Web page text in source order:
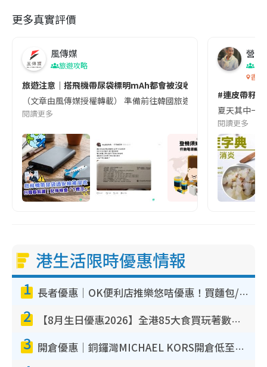
更多真實評價
風傳媒
旅遊攻略
旅遊注意｜搭飛機帶尿袋標明mAh都會被沒收😱出發前切記檢查
（文章由風傳媒授權轉載） 準備前往韓國旅遊的民眾，近期要
閱讀更多
營養
香港
#連皮帶籽
夏天其中一
閱讀更多
港生活限時優惠情報
1 長者優惠｜OK便利店推樂悠咭優惠！買麵包/牛奶/保健品拍卡即減
2 【8月生日優惠2026】全港85大食買玩著數攻略 自助餐/火鍋放題同行免費＋誠品/DONKI送現金券
3 開倉優惠｜銅鑼灣MICHAEL KORS開倉低至17折！直擊$500起買手袋/銀包/鞋款 必買經典Jet Set系列